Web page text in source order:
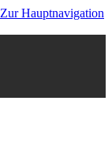
Zur Hauptnavigation